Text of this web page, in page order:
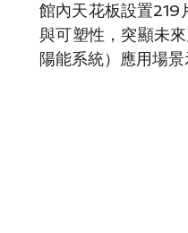
館內天花板設置219
與可塑性，突顯未
陽能系統）應用場景